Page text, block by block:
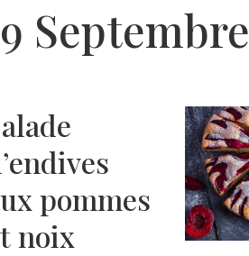
Septembre
pommes
noix